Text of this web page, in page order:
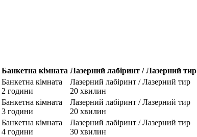
Банкетна кімната Лазерний лабіринт / Лазерний тир
Банкетна кімната
2 години
Лазерний лабіринт / Лазерний тир
20 хвилин
Банкетна кімната
3 години
Лазерний лабіринт / Лазерний тир
20 хвилин
Банкетна кімната
4 години
Лазерний лабіринт / Лазерний тир
30 хвилин